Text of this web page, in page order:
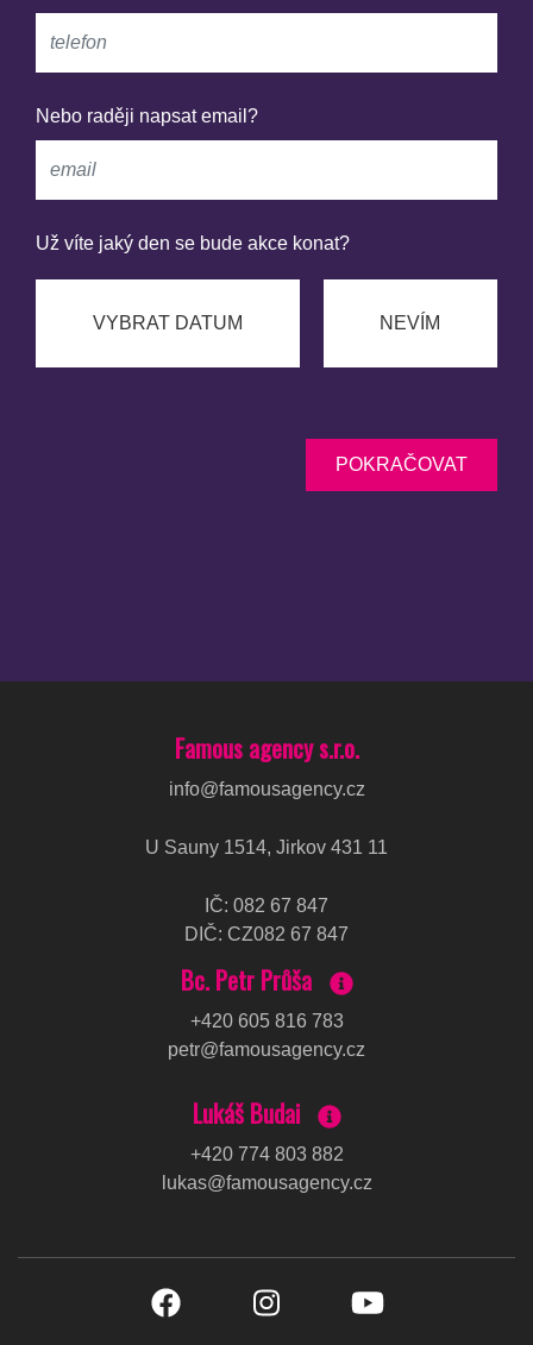
Nebo raději napsat email?
Už víte jaký den se bude akce konat?
VYBRAT DATUM NEVÍM
POKRAČOVAT
Famous agency s.r.o.
info@famousagency.cz
U Sauny 1514, Jirkov 431 11
IČ: 082 67 847
DIČ: CZ082 67 847
Bc. Petr Průša
+420 605 816 783
petr@famousagency.cz
Lukáš Budai
+420 774 803 882
lukas@famousagency.cz